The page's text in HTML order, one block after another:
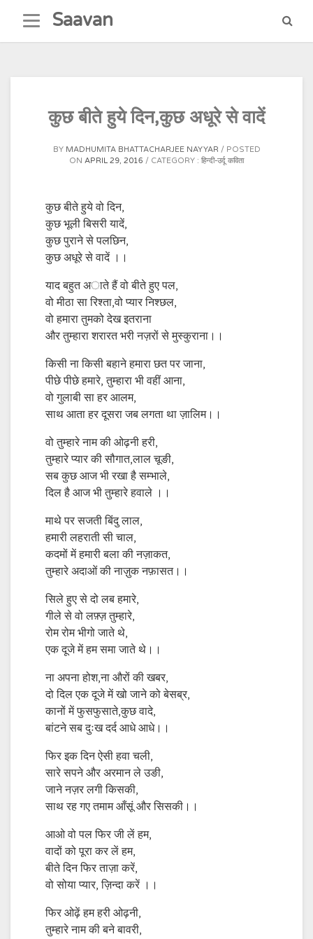
content
Saavan
कुछ बीते हुये दिन,कुछ अधूरे से वादें
BY MADHUMITA BHATTACHARJEE NAYYAR
POSTED
ON APRIL 29, 2016 CATEGORY : हिन्दी-उर्दू कविता
कुछ बीते हुये वो दिन,
कुछ भूली बिसरी यादें,
कुछ पुराने से पलछिन,
कुछ अधूरे से वादें ।।
याद बहुत अाते हैं वो बीते हुए पल,
वो मीठा सा रिश्ता,वो प्यार निश्छल,
वो हमारा तुमको देख इतराना
और तुम्हारा शरारत भरी नज़रों से मुस्कुराना।।
किसी ना किसी बहाने हमारा छत पर जाना,
पीछे पीछे हमारे, तुम्हारा भी वहीं आना,
वो गुलाबी सा हर आलम,
साथ आता हर दूसरा जब लगता था ज़ालिम।।
वो तुम्हारे नाम की ओढ़नी हरी,
तुम्हारे प्यार की सौगात,लाल चूङी,
सब कुछ आज भी रखा है सम्भाले,
दिल है आज भी तुम्हारे हवाले ।।
माथे पर सजती बिंदु लाल,
हमारी लहराती सी चाल,
कदमों में हमारी बला की नज़ाकत,
तुम्हारे अदाओं की नाज़ुक नफ़ासत।।
सिले हुए से दो लब हमारे,
गीले से वो लफ़्ज़ तुम्हारे,
रोम रोम भीगो जाते थे,
एक दूजे में हम समा जाते थे।।
ना अपना होश,ना औरों की खबर,
दो दिल एक दूजे में खो जाने को बेसब्र,
कानों में फुसफुसाते,कुछ वादे,
बांटने सब दुःख दर्द आधे आधे।।
फिर इक दिन ऐसी हवा चली,
सारे सपने और अरमान ले उङी,
जाने नज़र लगी किसकी,
साथ रह गए तमाम आँसूं और सिसकी।।
आओ वो पल फिर जी लें हम,
वादों को पूरा कर लें हम,
बीते दिन फिर ताज़ा करें,
वो सोया प्यार, ज़िन्दा करें ।।
फिर ओढ़ें हम हरी ओढ़नी,
तुम्हारे नाम की बने बावरी,